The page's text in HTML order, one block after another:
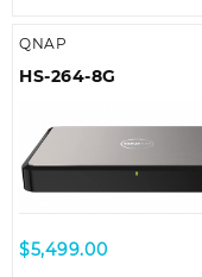
QNAP
HS-264-8G
$5,499.00